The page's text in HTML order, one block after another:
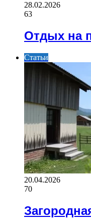
28.02.2026
63
Отдых на
Статьи
20.04.2026
70